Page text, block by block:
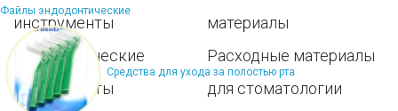
Файлы эндодонтические
Средства для ухода за полостью рта
инструменты
Ортодонтические
инструменты
материалы
Расходные материалы
для стоматологии